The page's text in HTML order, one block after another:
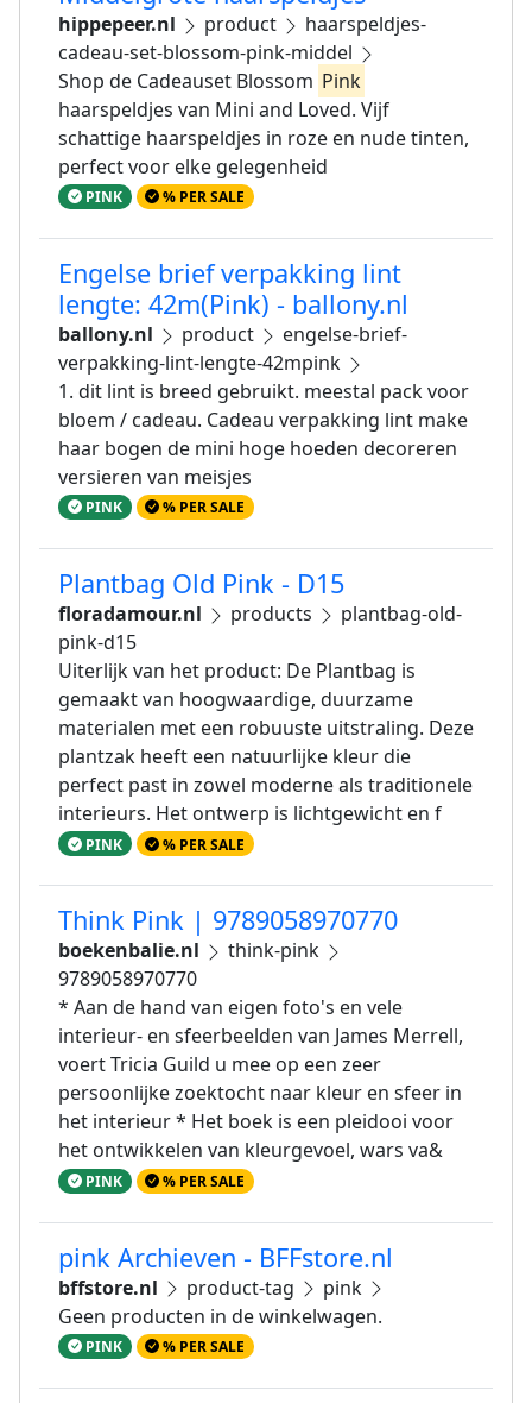
hippepeer.nl product
haarspeldjes-
cadeau-set-blossom-pink-middel
Shop de Cadeauset Blossom Pink
haarspeldjes van Mini and Loved. Vijf
schattige haarspeldjes in roze en nude tinten,
perfect voor elke gelegenheid
PINK % PER SALE
Engelse brief verpakking lint
lengte: 42m(Pink) - ballony.nl
ballony.nl product
engelse-brief-
verpakking-lint-lengte-42mpink
1. dit lint is breed gebruikt. meestal pack voor
bloem / cadeau. Cadeau verpakking lint make
haar bogen de mini hoge hoeden decoreren
versieren van meisjes
PINK % PER SALE
Plantbag Old Pink - D15
floradamour.nl products
plantbag-old-
pink-d15
Uiterlijk van het product: De Plantbag is
gemaakt van hoogwaardige, duurzame
materialen met een robuuste uitstraling. Deze
plantzak heeft een natuurlijke kleur die
perfect past in zowel moderne als traditionele
interieurs. Het ontwerp is lichtgewicht en f
PINK % PER SALE
Think Pink | 9789058970770
boekenbalie.nl
think-pink
9789058970770
* Aan de hand van eigen foto's en vele
interieur- en sfeerbeelden van James Merrell,
voert Tricia Guild u mee op een zeer
persoonlijke zoektocht naar kleur en sfeer in
het interieur * Het boek is een pleidooi voor
het ontwikkelen van kleurgevoel, wars va&
PINK % PER SALE
pink Archieven - BFFstore.nl
bffstore.nl product-tag
pink
Geen producten in de winkelwagen.
PINK % PER SALE